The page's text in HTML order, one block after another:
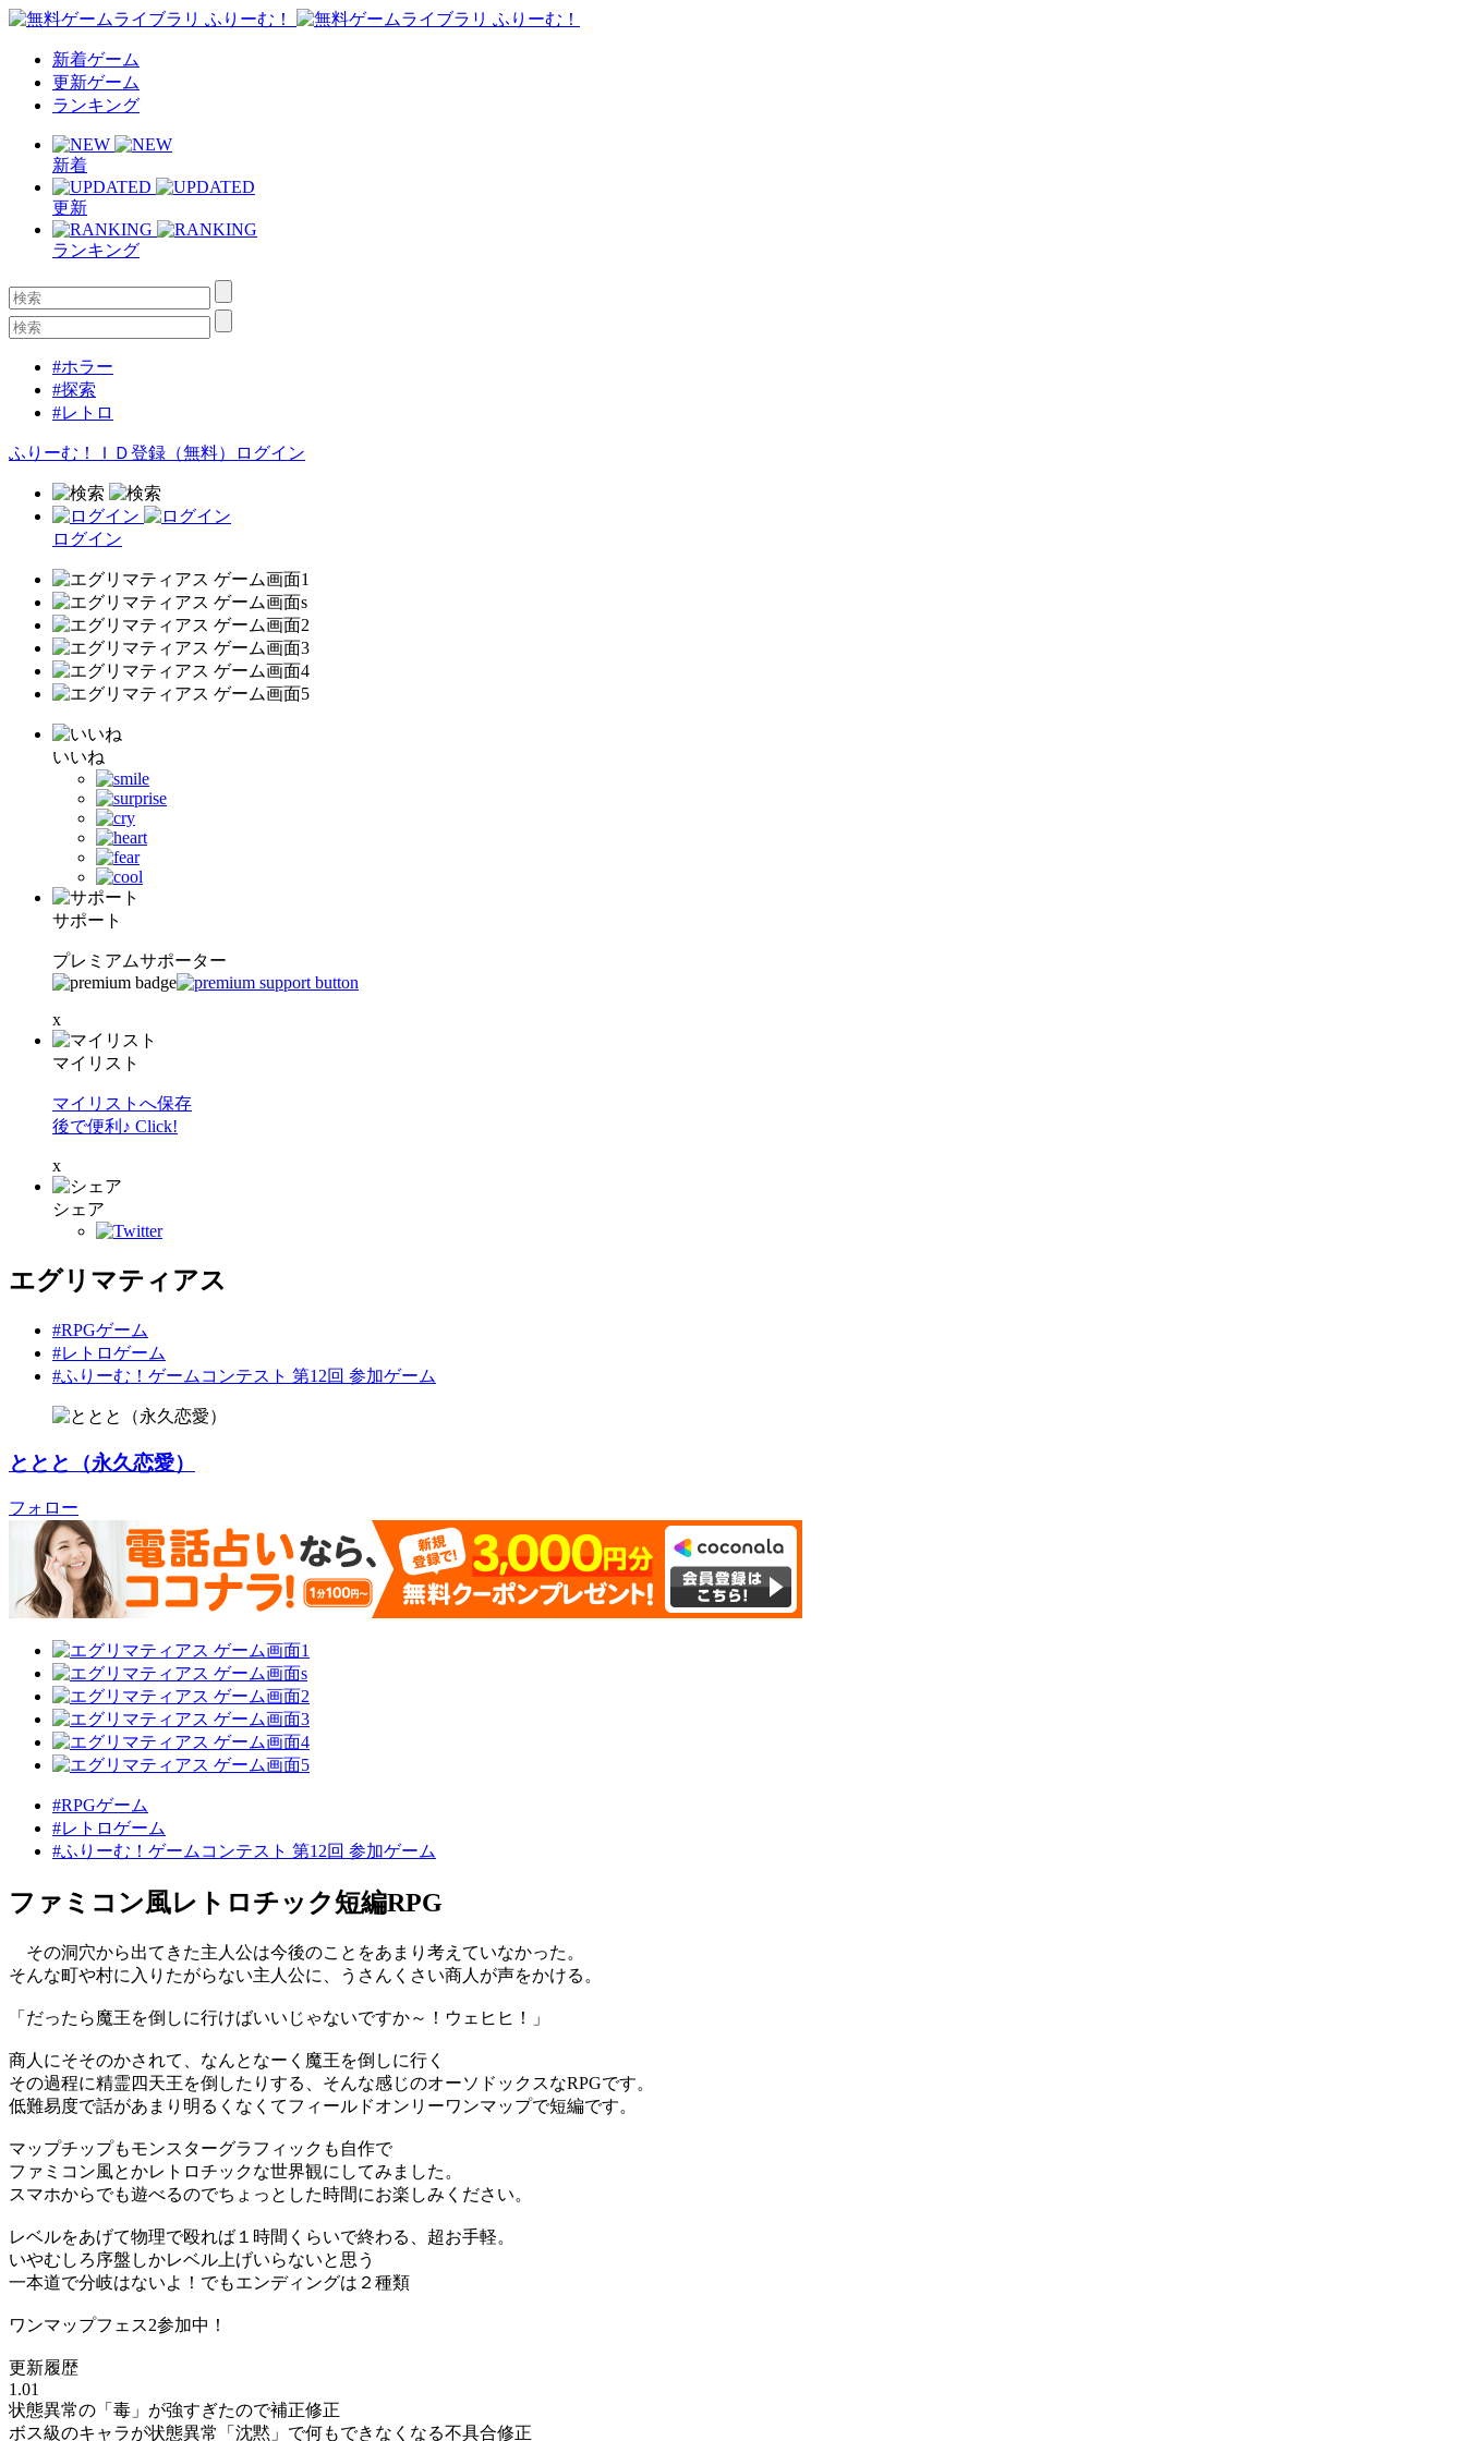
新着ゲーム
更新ゲーム
ランキング
新着
更新
ランキング
#ホラー
#探索
#レトロ
ふりーむ！ＩＤ登録（無料） ログイン
ログイン
いいね
サポート
プレミアムサポーター
x
マイリスト
マイリストへ保存
後で便利♪ Click!
x
シェア
エグリマティアス
#RPGゲーム
#レトロゲーム
#ふりーむ！ゲームコンテスト 第12回 参加ゲーム
ととと（永久恋愛）
フォロー
#RPGゲーム
#レトロゲーム
#ふりーむ！ゲームコンテスト 第12回 参加ゲーム
ファミコン風レトロチック短編RPG
その洞穴から出てきた主人公は今後のことをあまり考えていなかった。
そんな町や村に入りたがらない主人公に、うさんくさい商人が声をかける。
「だったら魔王を倒しに行けばいいじゃないですか～！ウェヒヒ！」
商人にそそのかされて、なんとなーく魔王を倒しに行く
その過程に精霊四天王を倒したりする、そんな感じのオーソドックスなRPGです。
低難易度で話があまり明るくなくてフィールドオンリーワンマップで短編です。
マップチップもモンスターグラフィックも自作で
ファミコン風とかレトロチックな世界観にしてみました。
スマホからでも遊べるのでちょっとした時間にお楽しみください。
レベルをあげて物理で殴れば１時間くらいで終わる、超お手軽。
いやむしろ序盤しかレベル上げいらないと思う
一本道で分岐はないよ！でもエンディングは２種類
ワンマップフェス2参加中！
更新履歴
1.01
状態異常の「毒」が強すぎたので補正修正
ボス級のキャラが状態異常「沈黙」で何もできなくなる不具合修正